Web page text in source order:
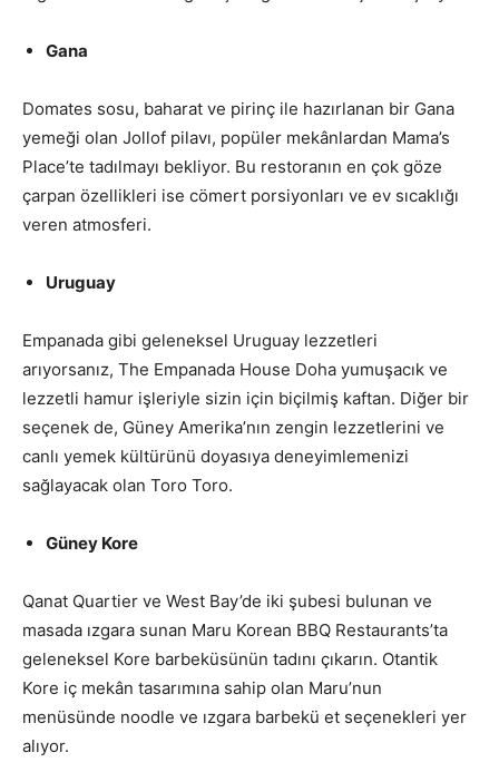
Gana
Domates sosu, baharat ve pirinç ile hazırlanan bir Gana
yemeği olan Jollof pilavı, popüler mekânlardan Mama’s
Place’te tadılmayı bekliyor. Bu restoranın en çok göze
çarpan özellikleri ise cömert porsiyonları ve ev sıcaklığı
veren atmosferi.
Uruguay
Empanada gibi geleneksel Uruguay lezzetleri
arıyorsanız, The Empanada House Doha yumuşacık ve
lezzetli hamur işleriyle sizin için biçilmiş kaftan. Diğer bir
seçenek de, Güney Amerika’nın zengin lezzetlerini ve
canlı yemek kültürünü doyasıya deneyimlemenizi
sağlayacak olan Toro Toro.
Güney Kore
Qanat Quartier ve West Bay’de iki şubesi bulunan ve
masada ızgara sunan Maru Korean BBQ Restaurants’ta
geleneksel Kore barbeküsünün tadını çıkarın. Otantik
Kore iç mekân tasarımına sahip olan Maru’nun
menüsünde noodle ve ızgara barbekü et seçenekleri yer
alıyor.